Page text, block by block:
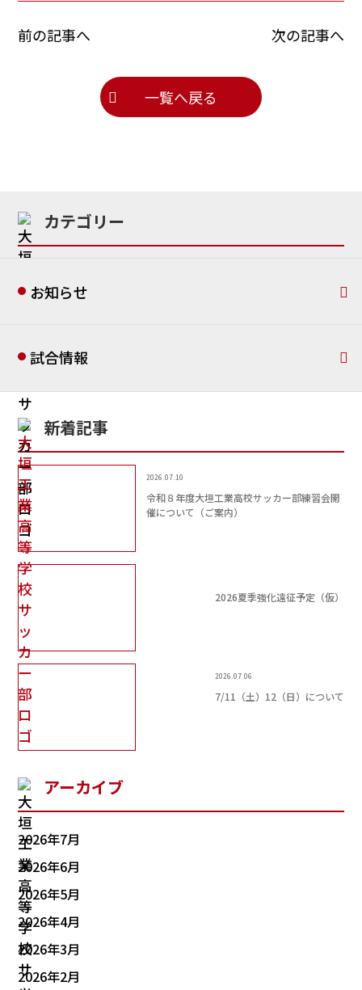
前の記事へ
一覧へ戻る
次の記事へ
カテゴリー
お知らせ
試合情報
新着記事
2026.07.10
令和８年度大垣工業高校サッカー部練習会開
催について（ご案内）
2026夏季強化遠征予定（仮）
2026.07.06
7/11（土）12（日）について
アーカイブ
2026年7月
2026年6月
2026年5月
2026年4月
2026年3月
2026年2月